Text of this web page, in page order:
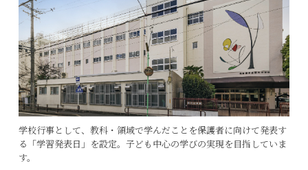
学校行事として、教科・領域で学んだことを保護者に向けて発表す
る「学習発表日」を設定。子ども中心の学びの実現を目指していま
す。